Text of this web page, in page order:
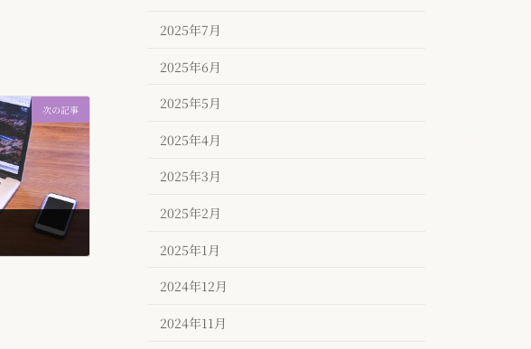
次の記事
2025年7月
2025年6月
2025年5月
2025年4月
2025年3月
2025年2月
2025年1月
2024年12月
2024年11月